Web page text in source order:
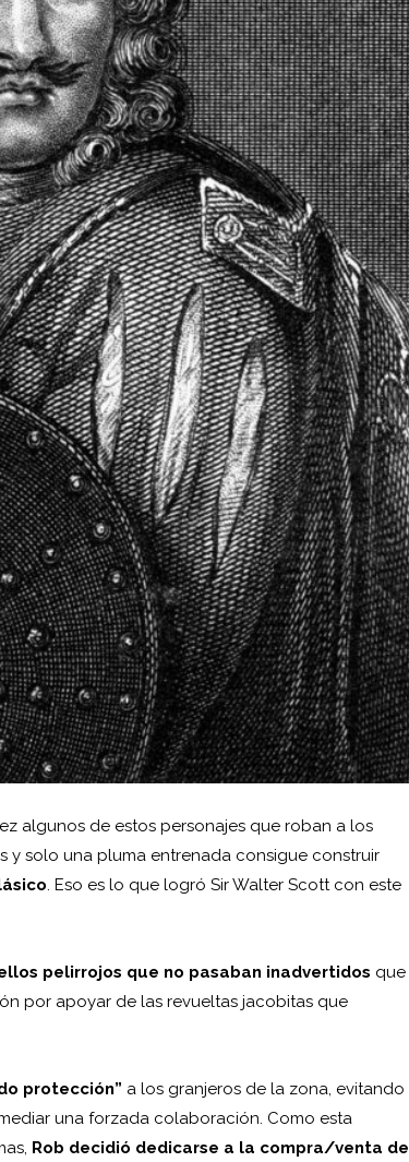
algunos de estos personajes que roban a los
y solo una pluma entrenada consigue construir
. Eso es lo que logró Sir Walter Scottcon este
pelirrojos que no pasaban inadvertidos que
por apoyar de las revueltas jacobitas que
protección” a los granjeros de la zona, evitando
una forzada colaboración. Como esta
Rob decidió dedicarse a la compra/venta de